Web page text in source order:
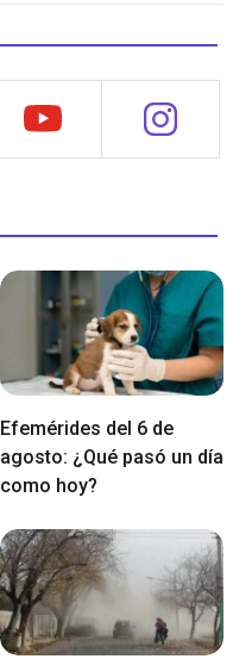
Efemérides del 6 de
agosto: ¿Qué pasó un día
como hoy?